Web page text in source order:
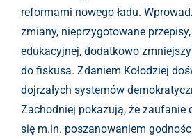
reformami nowego ładu.
zmiany, nieprzygotowane
edukacyjnej, dodatkowo
do fiskusa. Zdaniem Kołodziej
dojrzałych systemów
Zachodniej pokazują, że zaufanie
się m.in. poszanowaniem